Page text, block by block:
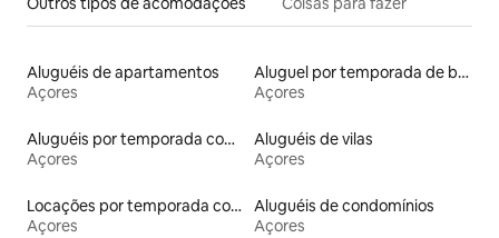
Aluguéis de apartamentos
Açores
Aluguel por temporada de barcos
Açores
Aluguéis por temporada com banheiro para PCD
Açores
Aluguéis de vilas
Açores
Locações por temporada com piscina
Açores
Aluguéis de condomínios
Açores